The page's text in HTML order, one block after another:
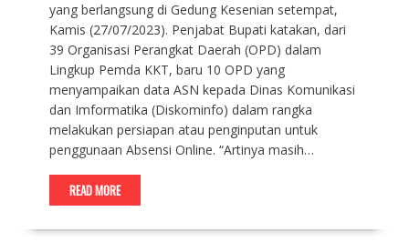
yang berlangsung di Gedung Kesenian setempat,
Kamis (27/07/2023). Penjabat Bupati katakan, dari
39 Organisasi Perangkat Daerah (OPD) dalam
Lingkup Pemda KKT, baru 10 OPD yang
menyampaikan data ASN kepada Dinas Komunikasi
dan Imformatika (Diskominfo) dalam rangka
melakukan persiapan atau penginputan untuk
penggunaan Absensi Online. “Artinya masih…
READ MORE